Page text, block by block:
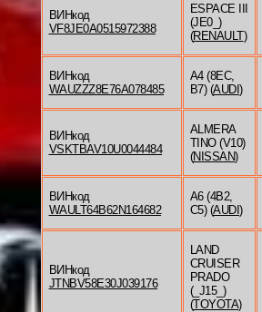
ВИНкод
VF8JE0A0515972388
ESPACE III
(JE0_)
(RENAULT)
ВИНкод
WAUZZZ8E76A078485
A4 (8EC,
B7) (AUDI)
ВИНкод
VSKTBAV10U0044484
ALMERA
TINO (V10)
(NISSAN)
ВИНкод
WAULT64B62N164682
A6 (4B2,
C5) (AUDI)
ВИНкод
JTNBV58E30J039176
LAND
CRUISER
PRADO
(_J15_)
(TOYOTA)